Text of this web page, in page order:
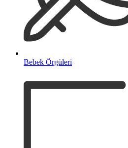
Bebek Örgüleri